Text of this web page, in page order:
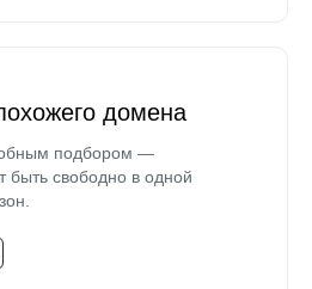
домена
подбором —
быть свободно в одной